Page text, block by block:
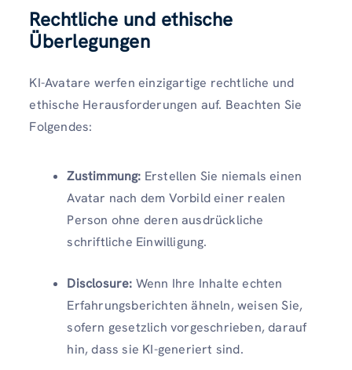
Rechtliche und ethische
Überlegungen
KI-Avatare werfen einzigartige rechtliche und
ethische Herausforderungen auf. Beachten Sie
Folgendes:
Zustimmung: Erstellen Sie niemals einen
Avatar nach dem Vorbild einer realen
Person ohne deren ausdrückliche
schriftliche Einwilligung.
Disclosure: Wenn Ihre Inhalte echten
Erfahrungsberichten ähneln, weisen Sie,
sofern gesetzlich vorgeschrieben, darauf
hin, dass sie KI-generiert sind.